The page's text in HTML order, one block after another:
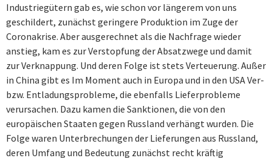
Industriegütern gab es, wie schon vor längerem von uns
geschildert, zunächst geringere Produktion im Zuge der
Coronakrise. Aber ausgerechnet als die Nachfrage wieder
anstieg, kam es zur Verstopfung der Absatzwege und damit
zur Verknappung. Und deren Folge ist stets Verteuerung. Außer
in China gibt es Im Moment auch in Europa und in den USA Ver-
bzw. Entladungsprobleme, die ebenfalls Lieferprobleme
verursachen. Dazu kamen die Sanktionen, die von den
europäischen Staaten gegen Russland verhängt wurden. Die
Folge waren Unterbrechungen der Lieferungen aus Russland,
deren Umfang und Bedeutung zunächst recht kräftig